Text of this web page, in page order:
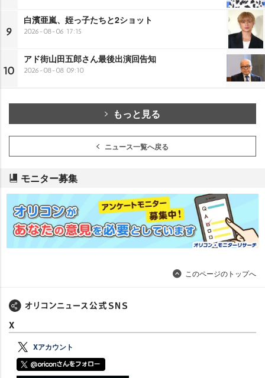
9
白濱亜嵐、姪っ子たちと2ショット
2026-08-06 17:15
10
アド街山田五郎さん最後出演回告知
2026-08-08 09:10
もっと見る
ニュース一覧へ戻る
モニター募集
このページのトップへ
X
Xアカウント